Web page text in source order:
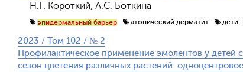
Н.Г. Короткий, А.С. Боткина
эпидермальный барьер атопический дерматит дети
2023 / Том 102 / № 2
Профилактическое применение эмолентов у детей
сезон цветения различных растений: